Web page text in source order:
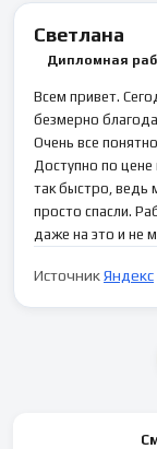
Светлана
Дипломная
Всем привет.
безмерно
Очень все
Доступно по
так быстро, ведь
просто спасли.
даже на это и не
ИсточникЯндекс